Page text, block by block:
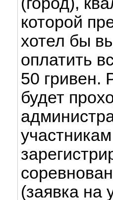
которой
хотел бы
оплатить
50 гривен.
будет
(заявка на